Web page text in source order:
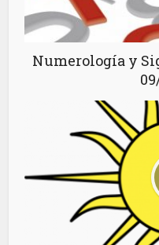
Numerología y